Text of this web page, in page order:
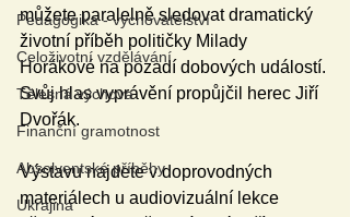
Pedagogika - vychovatelství
Celoživotní vzdělávání
Tělesná výchova
Finanční gramotnost
Absolventské příběhy
Ukrajina
můžete paralelně sledovat dramatický
životní příběh političky Milady
Horákové na pozadí dobových událostí.
Svůj hlas vyprávění propůjčil herec Jiří
Dvořák.
Výstavu najdete v doprovodných
materiálech u audiovizuální lekce